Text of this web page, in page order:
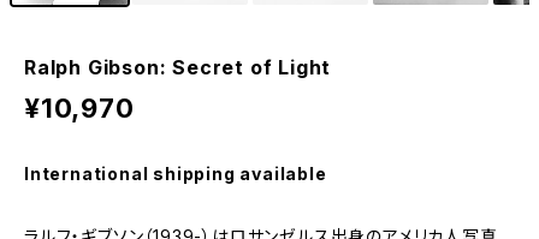
Ralph Gibson: Secret of Light
¥10,970
International shipping available